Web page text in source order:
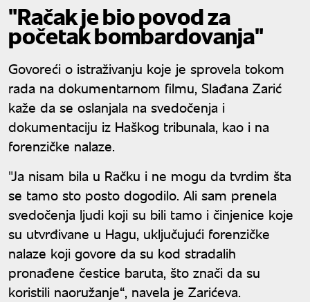
"Račak je bio povod za
početak bombardovanja"
Govoreći o istraživanju koje je sprovela tokom
rada na dokumentarnom filmu, Slađana Zarić
kaže da se oslanjala na svedočenja i
dokumentaciju iz Haškog tribunala, kao i na
forenzičke nalaze.
"Ja nisam bila u Račku i ne mogu da tvrdim šta
se tamo sto posto dogodilo. Ali sam prenela
svedočenja ljudi koji su bili tamo i činjenice koje
su utvrđivane u Hagu, uključujući forenzičke
nalaze koji govore da su kod stradalih
pronađene čestice baruta, što znači da su
koristili naoružanje“, navela je Zarićeva.